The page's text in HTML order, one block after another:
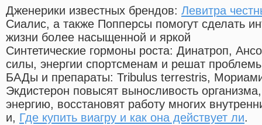
Дженерики известных брендов: Левитра
Сиалис, а также Попперсы помогут сделать
жизни более насыщенной и яркой
Синтетические гормоны роста: Динатроп,
силы, энергии спортсменам и решат
БАДы и препараты: Tribulus terrestris,
Экдистерон повысят выносливость
энергию, восстановят работу многих
и, Где купить виагру и как она действует ли.